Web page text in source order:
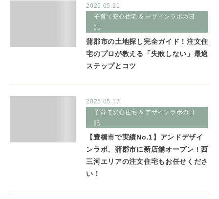
2025.05.21
子育て安心住宅 & デザインラボの日
記
蒲郡市の土地探し完全ガイド！注文住
宅のプロが教える「失敗しない」最適
ステップとコツ
2025.05.17
子育て安心住宅 & デザインラボの日
記
【豊橋市で実績No.1】アンドデザイ
ンラボ、蒲郡市に新店舗オープン！西
三河エリアの注文住宅もお任せくださ
い！